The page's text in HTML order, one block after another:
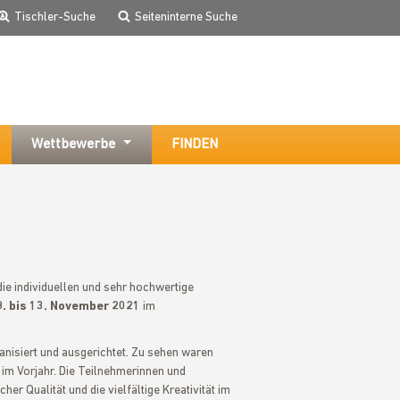
Tischler-Suche Seiteninterne Suche
Wettbewerbe FINDEN
individuellen und sehr hochwertige
bis 13. November 2021 im
und ausgerichtet. Zu sehen waren
Vorjahr. Die Teilnehmerinnen und
Qualität und die vielfältige Kreativität im